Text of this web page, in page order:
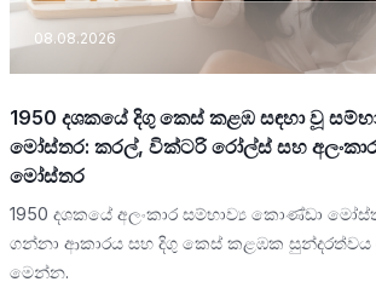
08.08.2026
1950 දශකයේ දිගු කෙස් කළඹ සඳහා වූ
මෝස්තර: කරල්, වික්ටරි රෝල්ස් සහ
මෝස්තර
1950 දශකයේ අලංකාර සම්භාව්‍ය කොණ්ඩා
ගන්නා ආකාරය සහ දිගු කෙස් කළඹක සුන්දරත්වය
මෙන්න.